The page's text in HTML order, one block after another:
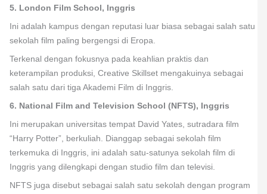
5. London Film School, Inggris
Ini adalah kampus dengan reputasi luar biasa sebagai salah satu
sekolah film paling bergengsi di Eropa.
Terkenal dengan fokusnya pada keahlian praktis dan
keterampilan produksi, Creative Skillset mengakuinya sebagai
salah satu dari tiga Akademi Film di Inggris.
6. National Film and Television School (NFTS), Inggris
Ini merupakan universitas tempat David Yates, sutradara film
“Harry Potter”, berkuliah. Dianggap sebagai sekolah film
terkemuka di Inggris, ini adalah satu-satunya sekolah film di
Inggris yang dilengkapi dengan studio film dan televisi.
NFTS juga disebut sebagai salah satu sekolah dengan program